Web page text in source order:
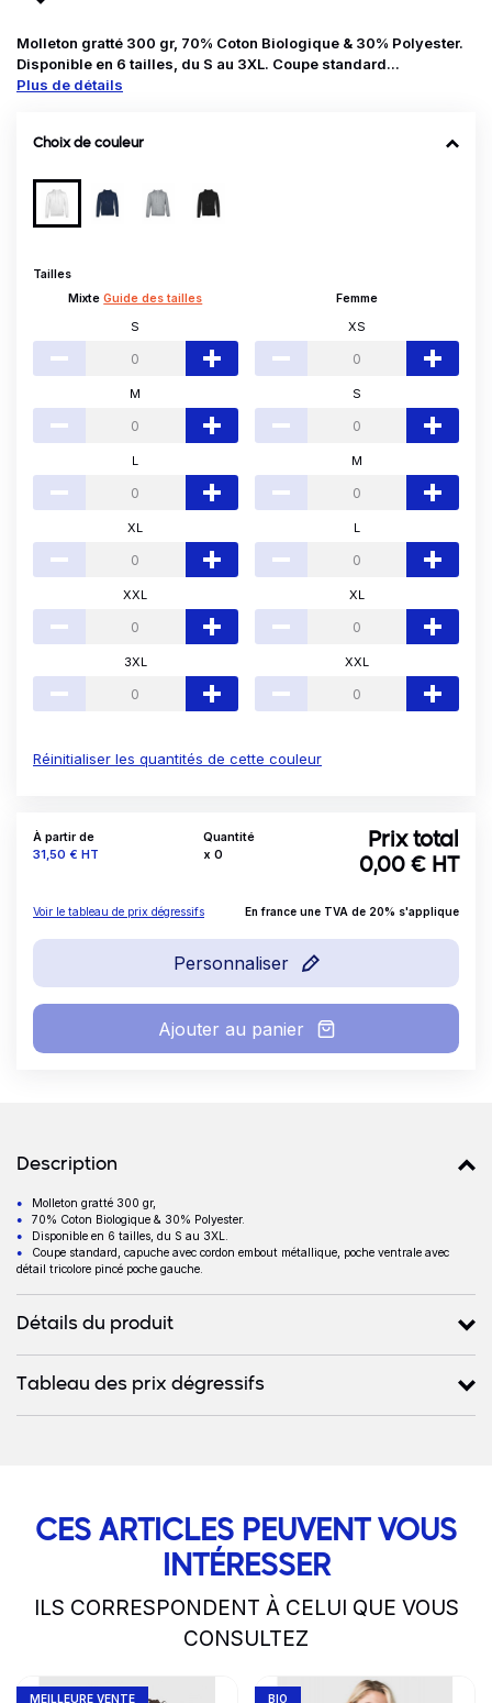
Molleton gratté 300 gr, 70% Coton Biologique & 30% Polyester.
Disponible en 6 tailles, du S au 3XL. Coupe standard...
Plus de détails
Choix de couleur
Tailles
Mixte Guide des tailles
S
M
L
XL
XXL
3XL
Femme
XS
S
M
L
XL
XXL
Réinitialiser les quantités de cette couleur
À partir de
Prix
31,50 € HT
Quantité
x 0
Prix total
0,00 € HT
Voir le tableau de prix dégressifs En france une TVA de 20% s'applique
Personnaliser
Ajouter au panier
Détails produits
Description
Description
Molleton gratté 300 gr,
70% Coton Biologique & 30% Polyester.
Disponible en 6 tailles, du S au 3XL.
Coupe standard, capuche avec cordon embout métallique, poche ventrale avec
détail tricolore pincé poche gauche.
Détails du produit
Tableau des prix dégressifs
CES ARTICLES PEUVENT VOUS
INTÉRESSER
ILS CORRESPONDENT À CELUI QUE VOUS
CONSULTEZ
slide1 to 2of 5
MEILLEURE VENTE
Go to product page BIO
Go to product page